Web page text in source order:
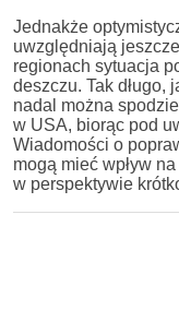
Jednakże
uwzględniają
regionach sytuacja
deszczu. Tak długo,
nadal można
w USA, biorąc pod
Wiadomości o
mogą mieć wpływ
w perspektywie